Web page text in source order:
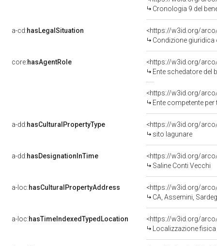
Cronologia 9 del
a-cd:hasLegalSituation
Condizione
core:hasAgentRole
Ente schedatore del
Ente competente per
a-dd:hasCulturalPropertyType
sito lagunare
a-dd:hasDesignationInTime
Saline Conti Vecchi
a-loc:hasCulturalPropertyAddress
<https://w3id.org/
CA, Assemini,
a-loc:hasTimeIndexedTypedLocation
Localizzazione